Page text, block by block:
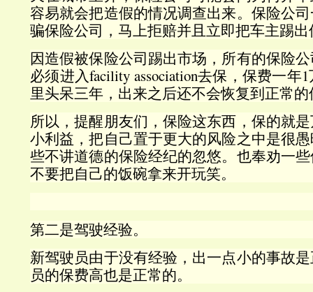
容易就会把造假的情况调查出来。保险公
骗保险公司，马上拒赔并且立即把车主踢
因造假被保险公司踢出市场，所有的保险
必须进入facility association去保，保费一年
里头呆三年，出来之后还不会恢复到正常
所以，提醒朋友们，保险这东西，保的就
小利益，把自己置于更大的风险之中是很
些不讲道德的保险经纪的忽悠。也奉劝一
不要把自己的饭碗拿来开玩笑。
第二是驾驶经验。
新驾驶员由于没有经验，出一点小的事故
员的保费高也是正常的。